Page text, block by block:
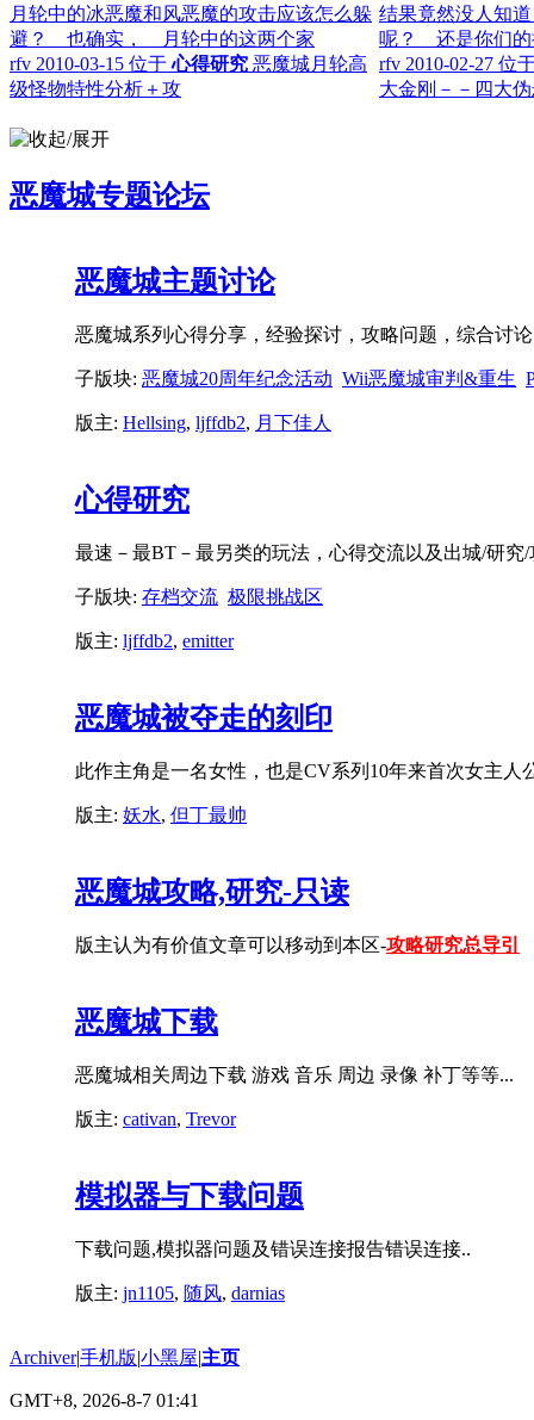
月轮中的冰恶魔和风恶魔的攻击应该怎么躲
避？ 也确实， 月轮中的这两个家
rfv 2010-03-15 位于心得研究 恶魔城月轮高
级怪物特性分析＋攻
结果竟然没人知
呢？ 还是你们
rfv 2010-02-27 位
大金刚－－四大
恶魔城专题论坛
恶魔城主题讨论
恶魔城系列心得分享，经验探讨，攻略问题，综合讨论
子版块: 恶魔城20周年纪念活动 Wii恶魔城审判&重生
版主: Hellsing, ljffdb2, 月下佳人
心得研究
最速－最BT－最另类的玩法，心得交流以及出城/研究
子版块: 存档交流 极限挑战区
版主: ljffdb2, emitter
恶魔城被夺走的刻印
此作主角是一名女性，也是CV系列10年来首次女主人
版主: 妖水, 但丁最帅
恶魔城攻略,研究-只读
版主认为有价值文章可以移动到本区-攻略研究总导引
恶魔城下载
恶魔城相关周边下载 游戏 音乐 周边 录像 补丁等等...
版主: cativan, Trevor
模拟器与下载问题
下载问题,模拟器问题及错误连接报告错误连接..
版主: jn1105, 随风, darnias
Archiver|手机版|小黑屋|主页
GMT+8, 2026-8-7 01:41